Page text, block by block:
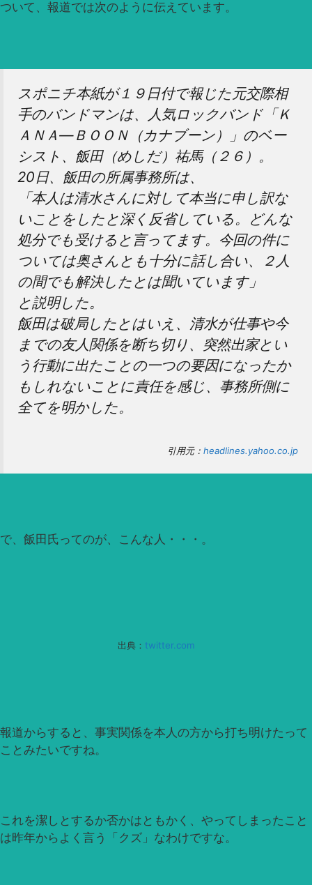
ついて、報道では次のように伝えています。
スポニチ本紙が１９日付で報じた元交際相
手のバンドマンは、人気ロックバンド「Ｋ
ＡＮＡ―ＢＯＯＮ（カナブーン）」のベー
シスト、飯田（めしだ）祐馬（２６）。
20日、飯田の所属事務所は、
「本人は清水さんに対して本当に申し訳な
いことをしたと深く反省している。どんな
処分でも受けると言ってます。今回の件に
ついては奥さんとも十分に話し合い、２人
の間でも解決したとは聞いています」
と説明した。
飯田は破局したとはいえ、清水が仕事や今
までの友人関係を断ち切り、突然出家とい
う行動に出たことの一つの要因になったか
もしれないことに責任を感じ、事務所側に
全てを明かした。
引用元： headlines.yahoo.co.jp
で、飯田氏ってのが、こんな人・・・。
出典： twitter.com
報道からすると、事実関係を本人の方から打ち明けたって
ことみたいですね。
これを潔しとするか否かはともかく、やってしまったこと
は昨年からよく言う「クズ」なわけですな。